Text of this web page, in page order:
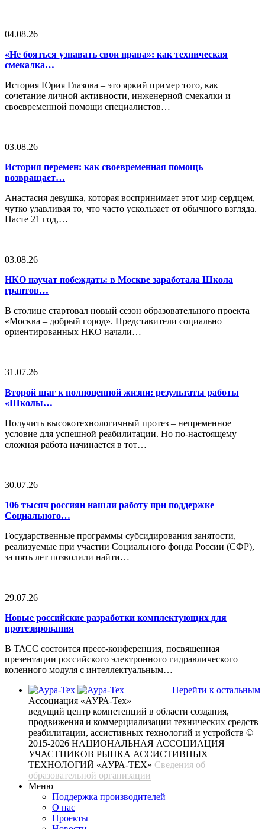
04.08.26
«Не бояться узнавать свои права»: как техническая
смекалка…
История Юрия Глазова – это яркий пример того, как
сочетание личной активности, инженерной смекалки и
своевременной помощи специалистов…
03.08.26
История перемен: как своевременная помощь
возвращает…
Анастасия девушка, которая воспринимает этот мир сердцем,
чутко улавливая то, что часто ускользает от обычного взгляда.
Насте 21 год,…
03.08.26
НКО научат побеждать: в Москве заработала Школа
грантов…
В столице стартовал новый сезон образовательного проекта
«Москва – добрый город». Представители социально
ориентированных НКО начали…
31.07.26
Второй шаг к полноценной жизни: результаты работы
«Школы…
Получить высокотехнологичный протез – непременное
условие для успешной реабилитации. Но по-настоящему
сложная работа начинается в тот…
30.07.26
106 тысяч россиян нашли работу при поддержке
Социального…
Государственные программы субсидирования занятости,
реализуемые при участии Социального фонда России (СФР),
за пять лет позволили найти…
29.07.26
Новые российские разработки комплектующих для
протезирования
В ТАСС состоится пресс-конференция, посвященная
презентации российского электронного гидравлического
коленного модуля с интеллектуальным…
Перейти к остальным
Ассоциация «АУРА-Тех» –
ведущий центр компетенций в области создания,
продвижения и коммерциализации технических средств
реабилитации, ассистивных технологий и устройств ©
2015-2026 НАЦИОНАЛЬНАЯ АССОЦИАЦИЯ
УЧАСТНИКОВ РЫНКА АССИСТИВНЫХ
ТЕХНОЛОГИЙ «АУРА-ТЕХ» Сведения об
образовательной организации
Меню
Поддержка производителей
О нас
Проекты